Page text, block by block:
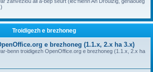
Troidigezh e brezhoneg
e brezhoneg (1.1.x, 2.x ha 3.x)
benn troidigezh OpenOffice.org e brezhoneg (1.1.x, 2.x ha